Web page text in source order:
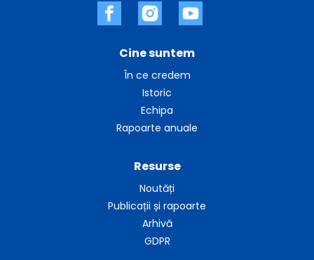
Cine suntem
În ce credem
Istoric
Echipa
Rapoarte anuale
Resurse
Noutăți
Publicații și rapoarte
Arhivă
GDPR